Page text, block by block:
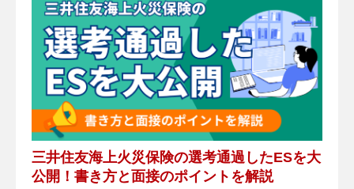
三井住友海上火災保険の選考通過したESを大
公開！書き方と面接のポイントを解説